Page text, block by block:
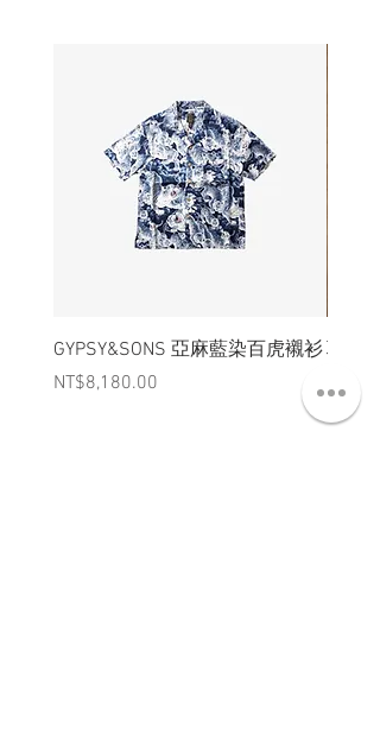
GYPSY&SONS 亞麻藍染百虎襯衫
Price
NT$8,180.00
聯名